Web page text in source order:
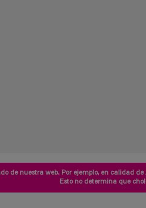
de nuestra web. Por ejemplo, en calidad
Esto no determina que